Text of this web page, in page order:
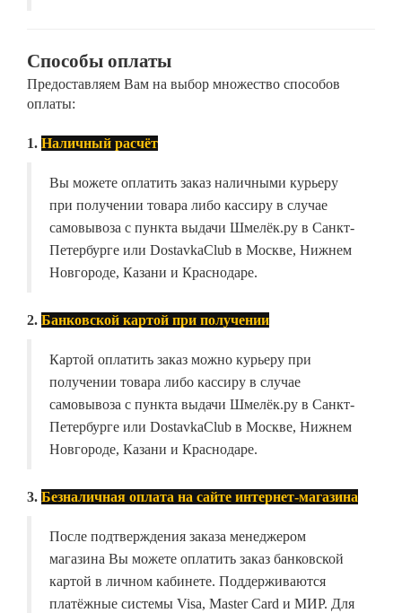
Способы оплаты
Предоставляем Вам на выбор множество способов
оплаты:
1. Наличный расчёт
Вы можете оплатить заказ наличными курьеру
при получении товара либо кассиру в случае
самовывоза с пункта выдачи Шмелёк.ру в Санкт-
Петербурге или DostavkaClub в Москве, Нижнем
Новгороде, Казани и Краснодаре.
2. Банковской картой при получении
Картой оплатить заказ можно курьеру при
получении товара либо кассиру в случае
самовывоза с пункта выдачи Шмелёк.ру в Санкт-
Петербурге или DostavkaClub в Москве, Нижнем
Новгороде, Казани и Краснодаре.
3. Безналичная оплата на сайте интернет-магазина
После подтверждения заказа менеджером
магазина Вы можете оплатить заказ банковской
картой в личном кабинете. Поддерживаются
платёжные системы Visa, Master Card и МИР. Для